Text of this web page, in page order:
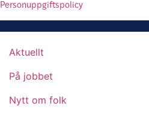
Personuppgiftspolicy
Aktuellt
På jobbet
Nytt om folk